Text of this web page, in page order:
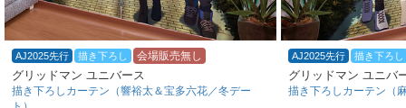
AJ2025先行 描き下ろし 会場販売無し
グリッドマン ユニバース
描き下ろしカーテン（響裕太＆宝多六花／冬デー
AJ2025先行 描き下ろし
グリッドマン ユニバ
描き下ろしカーテン（